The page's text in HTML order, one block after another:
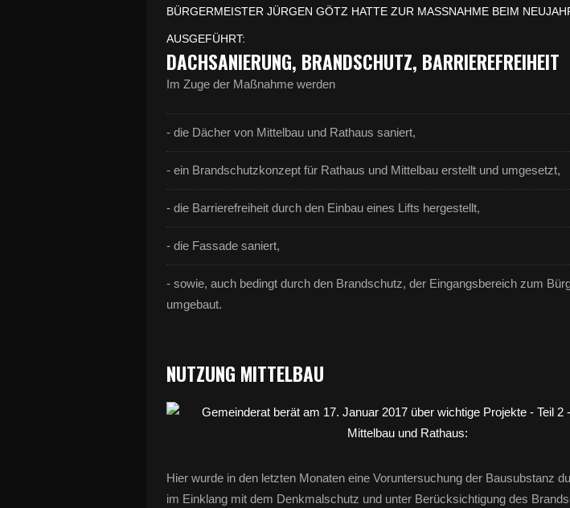
BÜRGERMEISTER JÜRGEN GÖTZ HATTE ZUR MASSNAHME BEIM
USGEFÜHRT:
DACHSANIERUNG, BRANDSCHUTZ, BARRIEREFREIHEIT
Im Zuge der Maßnahme werden
- die Dächer von Mittelbau und Rathaus saniert,
- ein Brandschutzkonzept für Rathaus und Mittelbau erstellt und umgesetzt,
- die Barrierefreiheit durch den Einbau eines Lifts hergestellt,
- die Fassade saniert,
- sowie, auch bedingt durch den Brandschutz, der Eingangsbereich zum
umgebaut.
NUTZUNG MITTELBAU
Hier wurde in den letzten Monaten eine Voruntersuchung der Bausubstanz
im Einklang mit dem Denkmalschutz und unter Berücksichtigung des